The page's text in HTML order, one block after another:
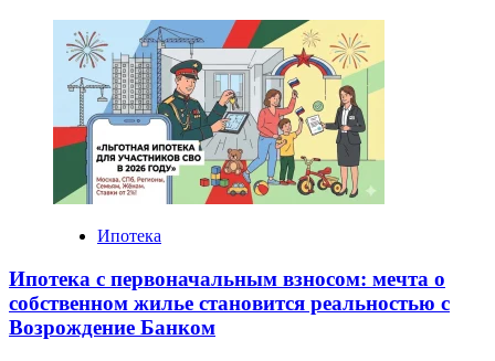
Ипотека
Ипотека с первоначальным взносом: мечта о
собственном жилье становится реальностью с
Возрождение Банком